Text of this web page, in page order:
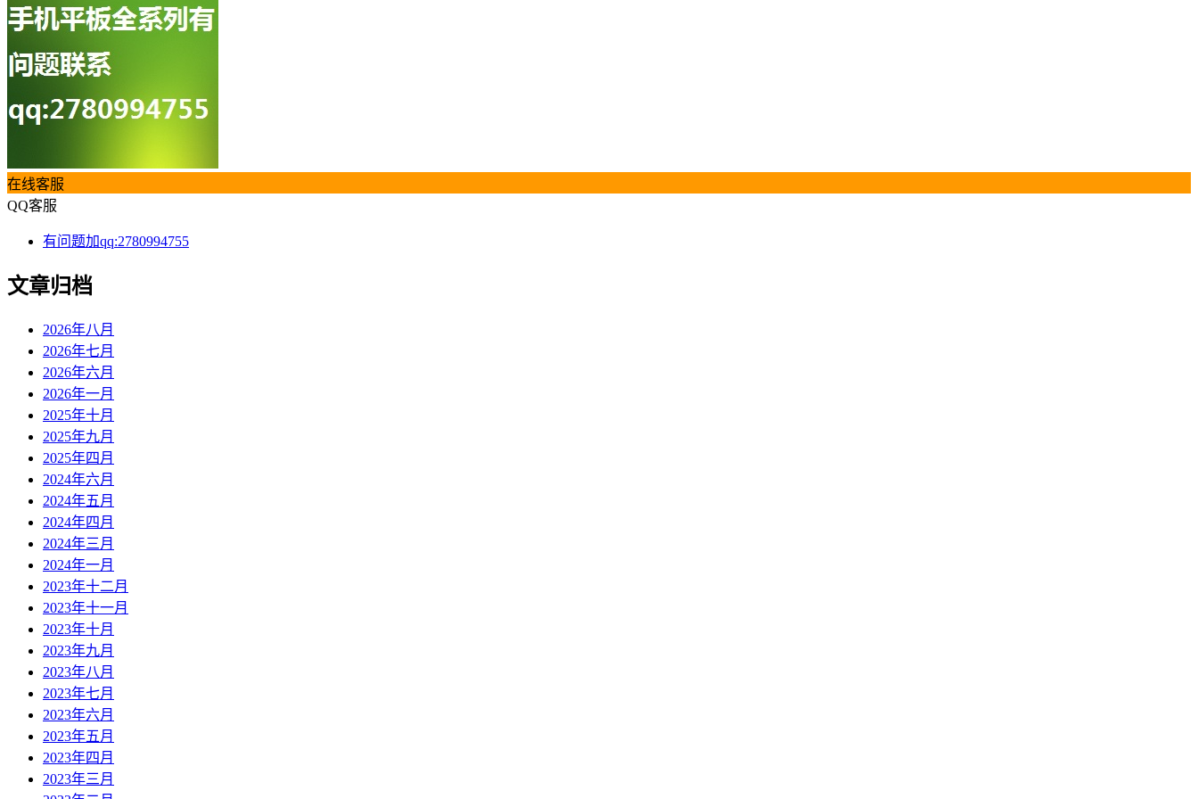
在线客服
QQ客服
有问题加qq:2780994755
文章归档
2026年八月
2026年七月
2026年六月
2026年一月
2025年十月
2025年九月
2025年四月
2024年六月
2024年五月
2024年四月
2024年三月
2024年一月
2023年十二月
2023年十一月
2023年十月
2023年九月
2023年八月
2023年七月
2023年六月
2023年五月
2023年四月
2023年三月